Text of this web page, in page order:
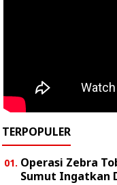
TERPOPULER
Operasi Zebra
Sumut Ingatkan